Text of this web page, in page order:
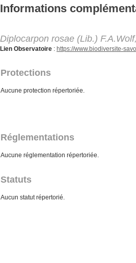
Aller au contenu principal
Informations
Diplocarpon rosae (Lib.)
Lien Observatoire : https://www.biodiversite-
Protections
Aucune protection répertoriée.
Réglementations
Aucune réglementation répertoriée.
Statuts
Aucun statut répertorié.